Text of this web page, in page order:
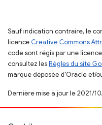
Sauf indication contraire, le
licence Creative Commons
code sont régis par une licence
consultez lesRègles du site
marque déposée d'Oracle et/
Dernière mise à jour le 2021/